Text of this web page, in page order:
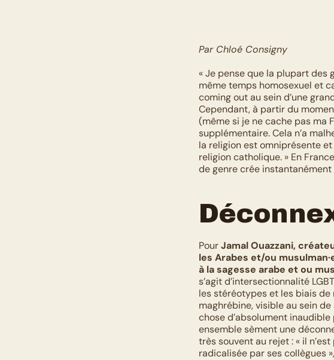
Par Chloé Consigny
« Je pense que la plupart des
même temps homosexuel et
coming out au sein d’une
Cependant, à partir du
(même si je ne cache pas ma
supplémentaire. Cela n’a
la religion est omniprésente
religion catholique. » En
de genre crée instantanément
Pour Jamal Ouazzani,
les Arabes et/ou
à la sagesse arabe et ou
s’agit d’intersectionnalité
les stéréotypes et les biais de
maghrébine, visible au sein
chose d’absolument
ensemble sèment une
très souvent au rejet : « il
radicalisée par ses collègues